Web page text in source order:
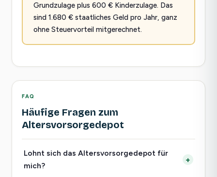
Grundzulage plus 600 € Kinderzulage. Das
sind 1.680 € staatliches Geld pro Jahr, ganz
ohne Steuervorteil mitgerechnet.
FAQ
Häufige Fragen zum
Altersvorsorgedepot
Lohnt sich das Altersvorsorgedepot für
mich?